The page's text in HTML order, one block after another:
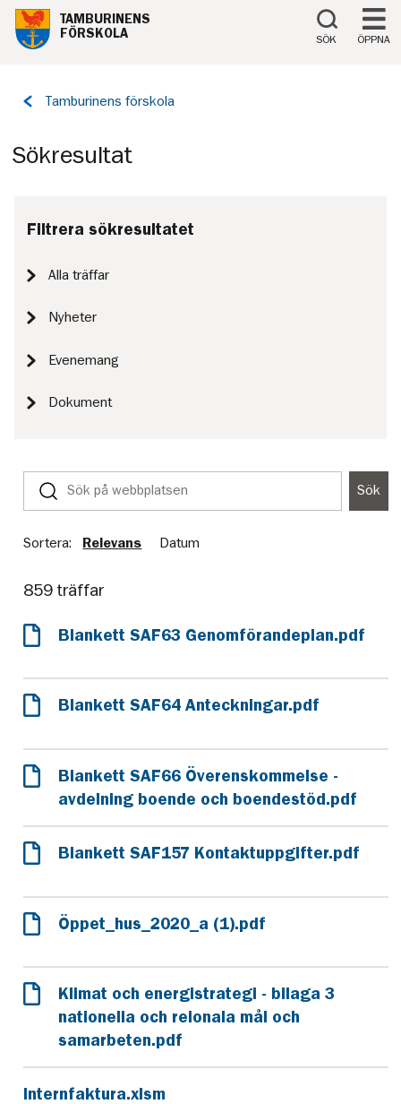
Till innehåll på sidan
TAMBURINENS
FÖRSKOLA
SÖK ÖPPNA
Tillbaka
Tamburinens förskola
Sökresultat
Filtrera sökresultatet
Alla träffar
Nyheter
Evenemang
Dokument
Sök
Sök
Sortera: Relevans Datum
859 träffar
Blankett SAF63 Genomförandeplan.pdf
Blankett SAF64 Anteckningar.pdf
Blankett SAF66 Överenskommelse -
avdelning boende och boendestöd.pdf
Blankett SAF157 Kontaktuppgifter.pdf
Öppet_hus_2020_a (1).pdf
Klimat och energistrategi - bilaga 3
nationella och reionala mål och
samarbeten.pdf
Internfaktura.xlsm